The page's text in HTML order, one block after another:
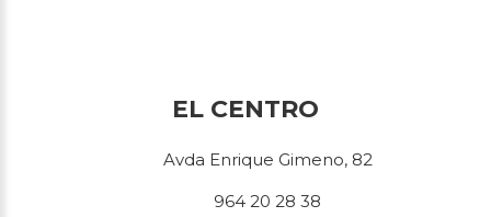
EL CENTRO
Avda Enrique Gimeno, 82
964 20 28 38